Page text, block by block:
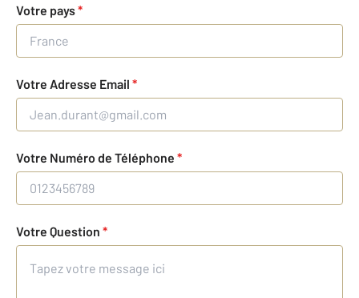
Votre pays*
Votre Adresse Email *
Votre Numéro de Téléphone *
Votre Question *